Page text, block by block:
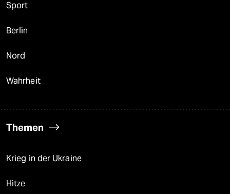
Sport
Berlin
Nord
Wahrheit
Themen
Krieg in der Ukraine
Hitze